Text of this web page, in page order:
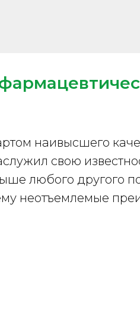
наивысшего
свою
любого другого
неотъемлемые